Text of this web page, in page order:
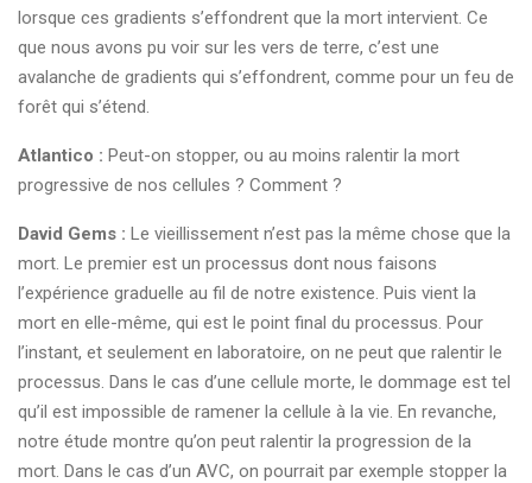
lorsque ces gradients s’effondrent que la mort intervient. Ce
que nous avons pu voir sur les vers de terre, c’est une
avalanche de gradients qui s’effondrent, comme pour un feu de
forêt qui s’étend.
Atlantico : Peut-on stopper, ou au moins ralentir la mort
progressive de nos cellules ? Comment ?
David Gems : Le vieillissement n’est pas la même chose que la
mort. Le premier est un processus dont nous faisons
l’expérience graduelle au fil de notre existence. Puis vient la
mort en elle-même, qui est le point final du processus. Pour
l’instant, et seulement en laboratoire, on ne peut que ralentir le
processus. Dans le cas d’une cellule morte, le dommage est tel
qu’il est impossible de ramener la cellule à la vie. En revanche,
notre étude montre qu’on peut ralentir la progression de la
mort. Dans le cas d’un AVC, on pourrait par exemple stopper la